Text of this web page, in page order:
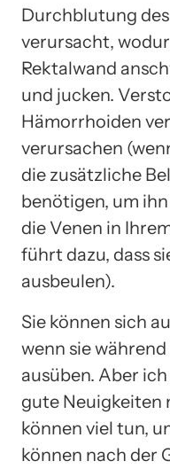
Durchblutung
verursacht,
Rektalwand
und jucken.
Hämorrhoiden
verursachen
die zusätzliche
benötigen, um
die Venen in
führt dazu, dass
ausbeulen).
Sie können sich
wenn sie
ausüben. Aber
gute Neuigkeiten
können viel tun,
können nach der